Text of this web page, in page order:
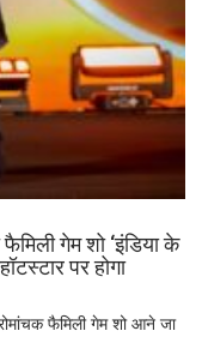
गेम शो ‘इंडिया के
पर होगा
फैमिली गेम शो आने जा